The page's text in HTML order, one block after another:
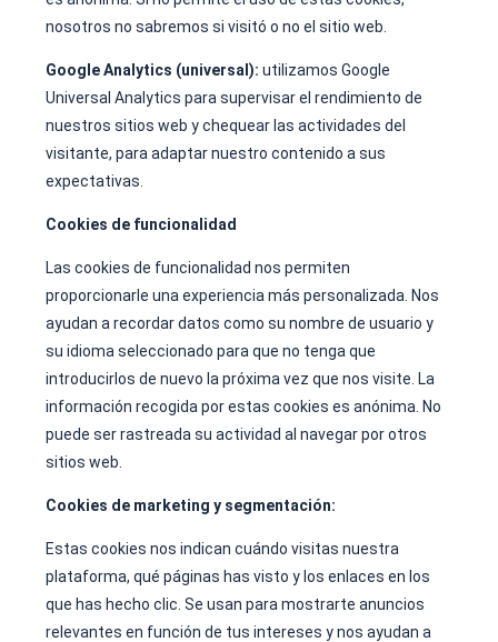
nosotros no sabremos si visitó o no el sitio web.
Google Analytics (universal): utilizamos Google
Universal Analytics para supervisar el rendimiento de
nuestros sitios web y chequear las actividades del
visitante, para adaptar nuestro contenido a sus
expectativas.
Cookies de funcionalidad
Las cookies de funcionalidad nos permiten
proporcionarle una experiencia más personalizada. Nos
ayudan a recordar datos como su nombre de usuario y
su idioma seleccionado para que no tenga que
introducirlos de nuevo la próxima vez que nos visite. La
información recogida por estas cookies es anónima. No
puede ser rastreada su actividad al navegar por otros
sitios web.
Cookies de marketing y segmentación:
Estas cookies nos indican cuándo visitas nuestra
plataforma, qué páginas has visto y los enlaces en los
que has hecho clic. Se usan para mostrarte anuncios
relevantes en función de tus intereses y nos ayudan a